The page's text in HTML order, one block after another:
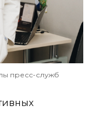
пресс-служб